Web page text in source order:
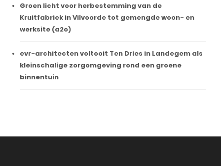
Groen licht voor herbestemming van de
Kruitfabriek in Vilvoorde tot gemengde woon- en
werksite (a2o)
evr-architecten voltooit Ten Dries in Landegem als
kleinschalige zorgomgeving rond een groene
binnentuin